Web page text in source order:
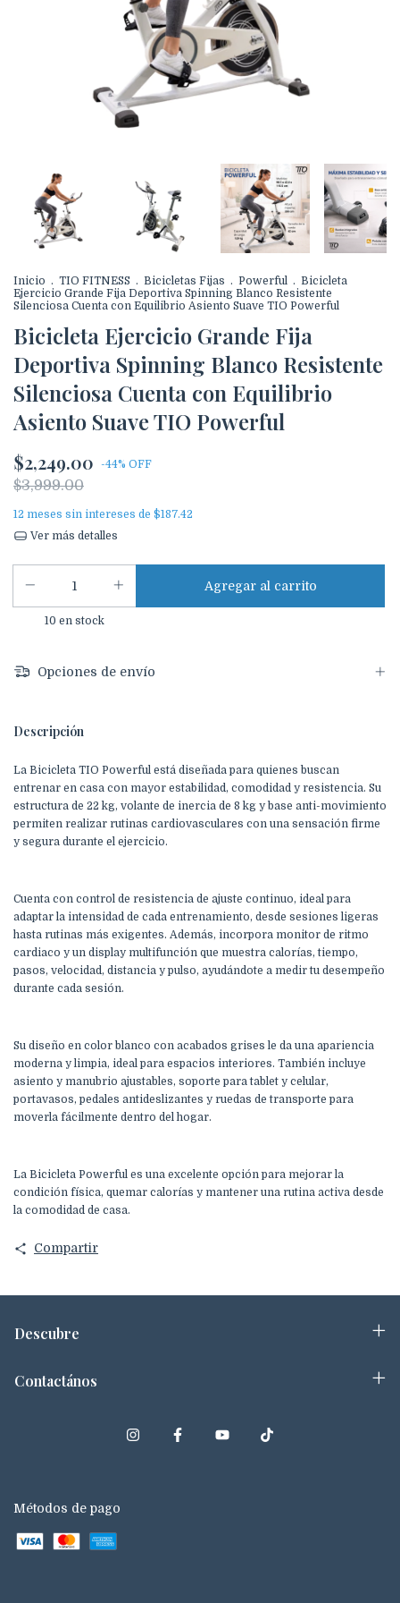
Inicio . TIO FITNESS . Bicicletas Fijas . Powerful . Bicicleta
Ejercicio Grande Fija Deportiva Spinning Blanco Resistente
Silenciosa Cuenta con Equilibrio Asiento Suave TIO Powerful
Bicicleta Ejercicio Grande Fija
Deportiva Spinning Blanco Resistente
Silenciosa Cuenta con Equilibrio
Asiento Suave TIO Powerful
$2,249.00 -44% OFF
$3,999.00
12 meses sin intereses de $187.42
Ver más detalles
10 en stock
Opciones de envío
Descripción
La Bicicleta TIO Powerful está diseñada para quienes buscan
entrenar en casa con mayor estabilidad, comodidad y resistencia. Su
estructura de 22 kg, volante de inercia de 8 kg y base anti-movimiento
permiten realizar rutinas cardiovasculares con una sensación firme
y segura durante el ejercicio.
Cuenta con control de resistencia de ajuste continuo, ideal para
adaptar la intensidad de cada entrenamiento, desde sesiones ligeras
hasta rutinas más exigentes. Además, incorpora monitor de ritmo
cardiaco y un display multifunción que muestra calorías, tiempo,
pasos, velocidad, distancia y pulso, ayudándote a medir tu desempeño
durante cada sesión.
Su diseño en color blanco con acabados grises le da una apariencia
moderna y limpia, ideal para espacios interiores. También incluye
asiento y manubrio ajustables, soporte para tablet y celular,
portavasos, pedales antideslizantes y ruedas de transporte para
moverla fácilmente dentro del hogar.
La Bicicleta Powerful es una excelente opción para mejorar la
condición física, quemar calorías y mantener una rutina activa desde
la comodidad de casa.
Compartir
Descubre
Contactános
Métodos de pago